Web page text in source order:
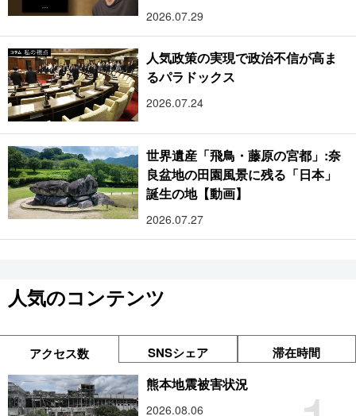
2026.07.29
人気政策の実現で政治不信が高ま
るパラドックス
2026.07.24
世界遺産「飛鳥・藤原の宮都」:奈
良盆地の田園風景に残る「日本」
誕生の地【動画】
2026.07.27
人気のコンテンツ
アクセス数 SNSシェア 滞在時間
熊本地震被害状況
2026.08.06